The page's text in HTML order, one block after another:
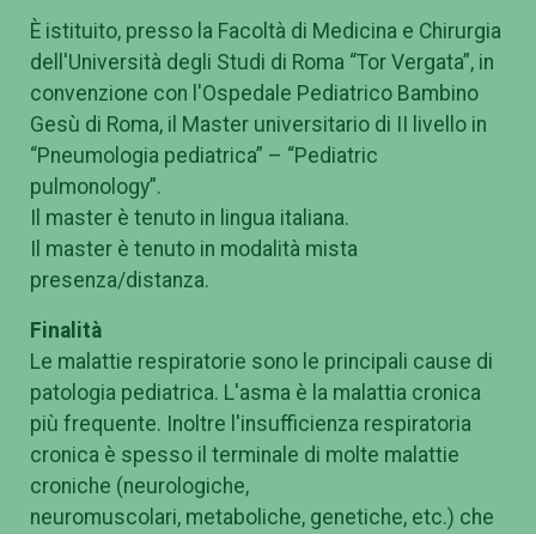
È istituito, presso la Facoltà di Medicina e Chirurgia
dell'Università degli Studi di Roma “Tor Vergata”, in
convenzione con l'Ospedale Pediatrico Bambino
Gesù di Roma, il Master universitario di II livello in
“Pneumologia pediatrica” – “Pediatric
pulmonology”.
Il master è tenuto in lingua italiana.
Il master è tenuto in modalità mista
presenza/distanza.
Finalità
Le malattie respiratorie sono le principali cause di
patologia pediatrica. L'asma è la malattia cronica
più frequente. Inoltre l'insufficienza respiratoria
cronica è spesso il terminale di molte malattie
croniche (neurologiche,
neuromuscolari, metaboliche, genetiche, etc.) che